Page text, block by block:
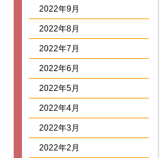
2022年9月
2022年8月
2022年7月
2022年6月
2022年5月
2022年4月
2022年3月
2022年2月